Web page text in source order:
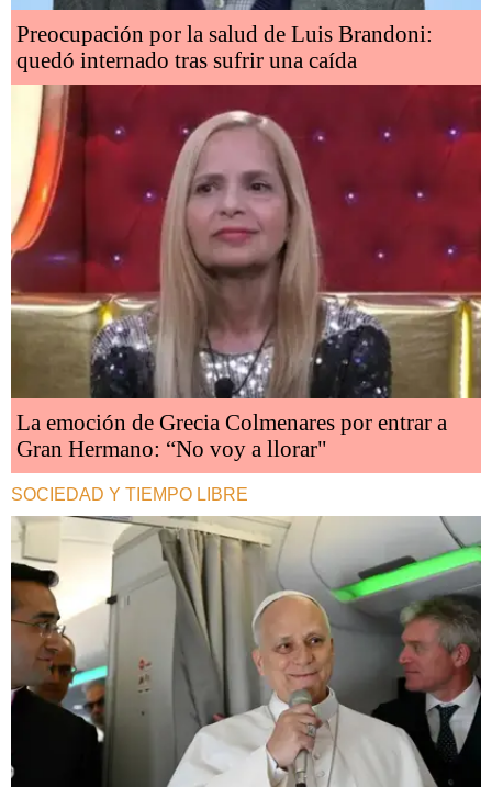
Preocupación por la salud de Luis Brandoni:
quedó internado tras sufrir una caída
La emoción de Grecia Colmenares por entrar a
Gran Hermano: “No voy a llorar"
SOCIEDAD Y TIEMPO LIBRE